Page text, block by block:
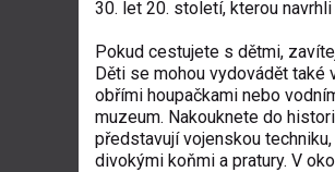
30. let 20. století, kterou
Pokud cestujete s dětmi,
Děti se mohou vydovádět také
obřími houpačkami nebo
muzeum. Nakouknete do
představují vojenskou
divokými koňmi a pratury. V